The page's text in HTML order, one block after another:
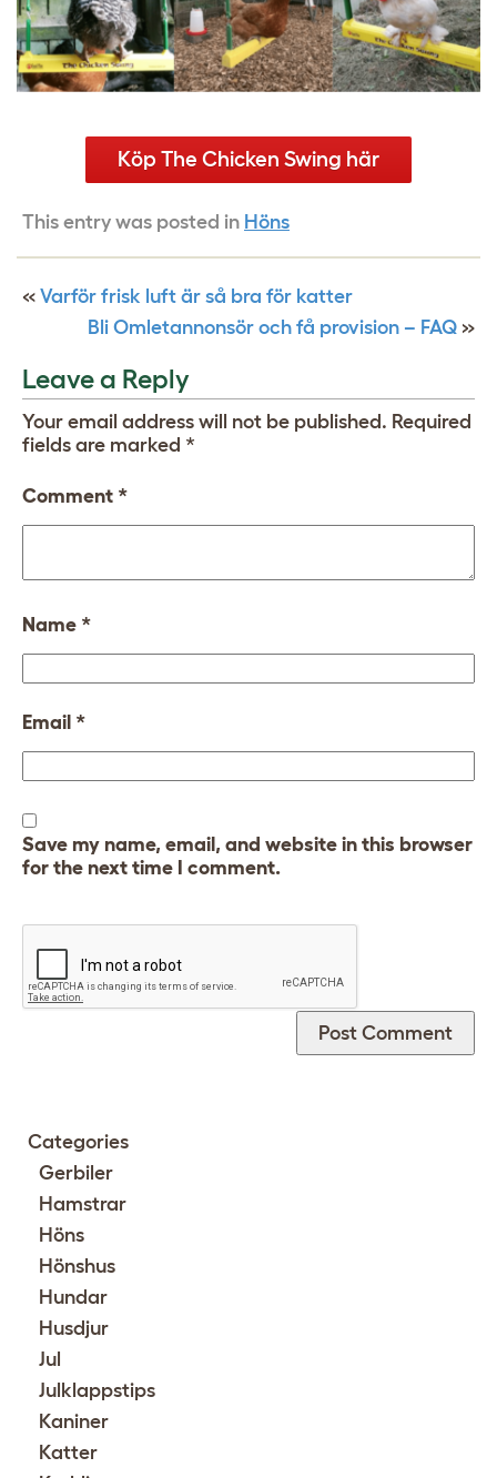
Köp The Chicken Swing här
This entry was posted in Höns
« Varför frisk luft är så bra för katter
Bli Omletannonsör och få provision – FAQ »
Leave a Reply
Your email address will not be published. Required
fields are marked *
Comment *
Name *
Email *
Save my name, email, and website in this browser
for the next time I comment.
Categories
Gerbiler
Hamstrar
Höns
Hönshus
Hundar
Husdjur
Jul
Julklappstips
Kaniner
Katter